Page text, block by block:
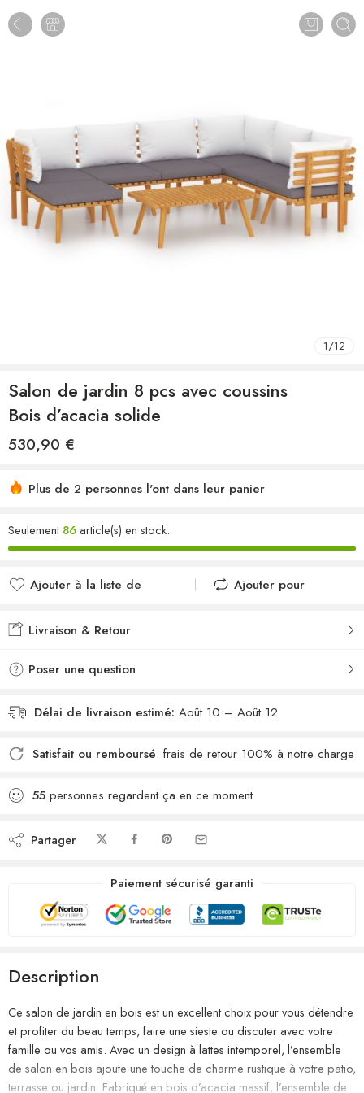
1/12
Salon de jardin 8 pcs avec coussins
Bois d’acacia solide
530,90 €
Plus de 2 personnes l'ont dans leur panier
Seulement 86article(s) en stock.
Ajouter à la liste de
Ajouté à la liste de
Ajouter pour
Livraison & Retour
Poser une question
Délai de livraison estimé: Août 10 – Août 12
Satisfait ou remboursé: frais de retour 100% à notre charge
55 personnes regardent ça en ce moment
Partager
Paiement sécurisé garanti
Description
Ce salon de jardin en bois est un excellent choix pour vous détendre
et profiter du beau temps, faire une sieste ou discuter avec votre
famille ou vos amis. Avec un design à lattes intemporel, l’ensemble
de salon en bois ajoute une touche de charme rustique à votre patio,
terrasse ou jardin. Fabriqué en bois d’acacia massif, l’ensemble de